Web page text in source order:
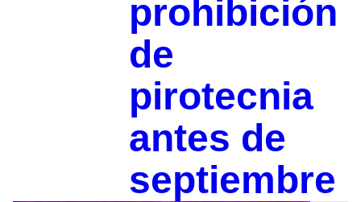
prohibición
de
pirotecnia
antes de
septiembre